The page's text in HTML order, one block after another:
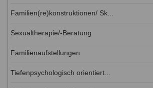
Familien(re)konstruktionen/ Sk...
Sexualtherapie/-Beratung
Familienaufstellungen
Tiefenpsychologisch orientiert...